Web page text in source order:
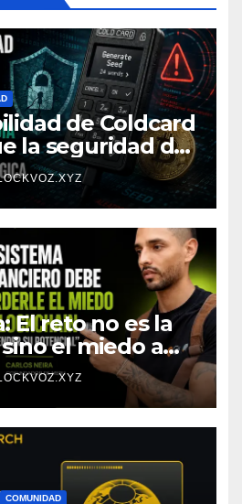
de Coldcard
la seguridad de
depende de
tecnológica,
Research
El reto no es la
el miedo a
COMUNIDAD